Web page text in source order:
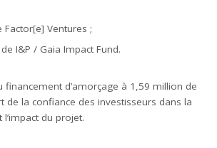
Ventures ;
I&P / Gaia Impact Fund.
financement d’amorçage à 1,59 million de
de la confiance des investisseurs dans la
du projet.